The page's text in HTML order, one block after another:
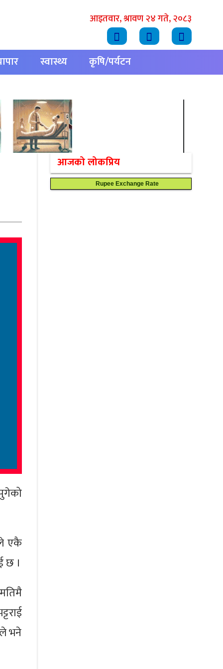
आइतवार, श्रावण २४ गते, २०८३
स्वास्थ्य कृषि/पर्यटन
एकै
छ ।
भने
आजको लोकप्रिय
Rupee Exchange Rate